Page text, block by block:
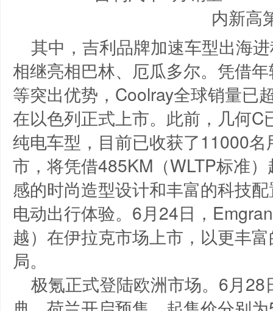
其中，吉利品牌加速车型出海
相继亮相巴林、厄瓜多尔。凭借
等突出优势，Coolray全球销量已
在以色列正式上市。此前，几何
纯电车型，目前已收获了11000
市，将凭借485KM（WLTP标准
感的时尚造型设计和丰富的科技
电动出行体验。6月24日，
越）在伊拉克市场上市，以更丰
局。
极氪正式登陆欧洲市场。6月